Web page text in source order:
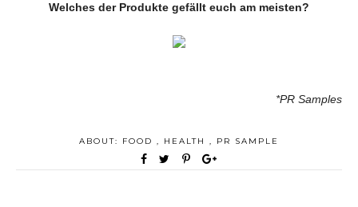
Welches der Produkte gefällt euch am meisten?
*PR Samples
ABOUT: FOOD , HEALTH , PR SAMPLE